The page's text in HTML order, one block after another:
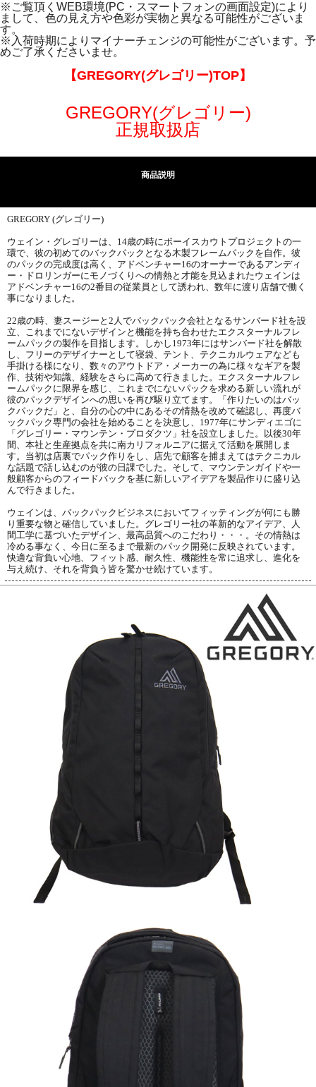
※ご覧頂くWEB環境(PC・スマートフォンの画面設定)により
まして、色の見え方や色彩が実物と異なる可能性がございま
す。
※入荷時期によりマイナーチェンジの可能性がございます。予
めご了承くださいませ。
【GREGORY(グレゴリー)TOP】
GREGORY(グレゴリー)
正規取扱店
商品説明
GREGORY (グレゴリー)
ウェイン・グレゴリーは、14歳の時にボーイスカウトプロジェクトの一
環で、彼の初めてのバックパックとなる木製フレームパックを自作。彼
のパックの完成度は高く、アドベンチャー16のオーナーであるアンディ
ー・ドロリンガーにモノづくりへの情熱と才能を見込まれたウェインは
アドベンチャー16の2番目の従業員として誘われ、数年に渡り店舗で働く
事になりました。
22歳の時、妻スージーと2人でバックパック会社となるサンバード社を設
立、これまでにないデザインと機能を持ち合わせたエクスターナルフレ
ームパックの製作を目指します。しかし1973年にはサンバード社を解散
し、フリーのデザイナーとして寝袋、テント、テクニカルウェアなども
手掛ける様になり、数々のアウトドア・メーカーの為に様々なギアを製
作、技術や知識、経験をさらに高めて行きました。エクスターナルフレ
ームパックに限界を感じ、これまでにないパックを求める新しい流れが
彼のパックデザインへの思いを再び駆り立てます。「作りたいのはバッ
クパックだ」と、自分の心の中にあるその情熱を改めて確認し、再度バ
ックパック専門の会社を始めることを決意し、1977年にサンディエゴに
「グレゴリー・マウンテン・プロダクツ」社を設立しました。以後30年
間、本社と生産拠点を共に南カリフォルニアに据えて活動を展開しま
す。当初は店裏でパック作りをし、店先で顧客を捕まえてはテクニカル
な話題で話し込むのが彼の日課でした。そして、マウンテンガイドや一
般顧客からのフィードバックを基に新しいアイデアを製品作りに盛り込
んで行きました。
ウェインは、バックパックビジネスにおいてフィッティングが何にも勝
り重要な物と確信していました。グレゴリー社の革新的なアイデア、人
間工学に基づいたデザイン、最高品質へのこだわり・・・。その情熱は
冷める事なく、今日に至るまで最新のパック開発に反映されています。
快適な背負い心地、フィット感、耐久性、機能性を常に追求し、進化を
与え続け、それを背負う皆を驚かせ続けています。